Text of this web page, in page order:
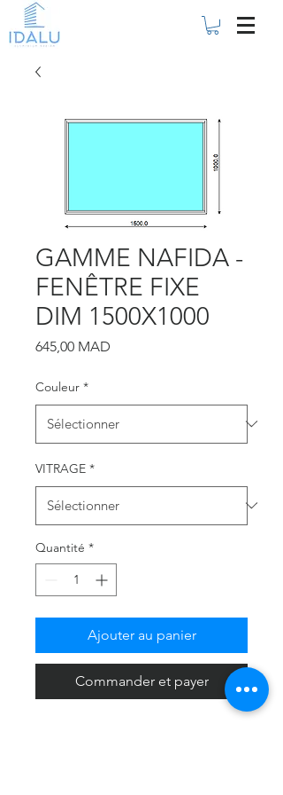
GAMME NAFIDA -
FENÊTRE FIXE
DIM 1500X1000
645,00 MAD
Couleur *
VITRAGE *
Quantité *
Ajouter au panier
Commander et payer